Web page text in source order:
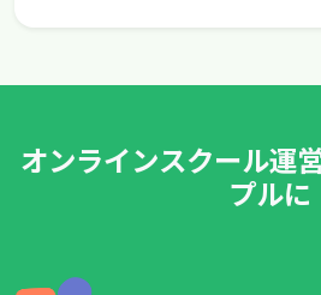
オンラインスクール運
プルに